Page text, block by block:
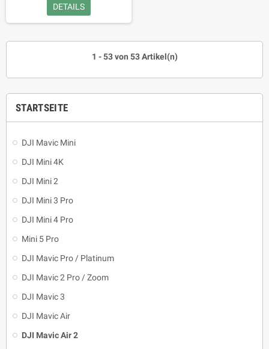
STARTSEITE
DJI Mavic Mini
DJI Mini 4K
DJI Mini 2
DJI Mini 3 Pro
DJI Mini 4 Pro
Mini 5 Pro
DJI Mavic Pro / Platinum
DJI Mavic 2 Pro / Zoom
DJI Mavic 3
DJI Mavic Air
DJI Mavic Air 2
DETAILS
1 - 53 von 53 Artikel(n)